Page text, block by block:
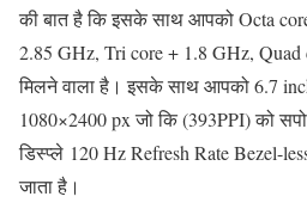
की बात है कि इसके साथ आपको Octa
2.85 GHz, Tri core + 1.8 GHz,
मिलने वाला है। इसके साथ आपको 6.7
1080×2400 px जो कि (393PPI) को
डिस्प्ले 120 Hz Refresh Rate Bezel-
जाता है।